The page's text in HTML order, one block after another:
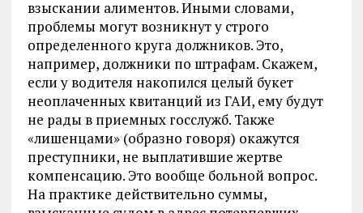
взыскании алиментов. Иными словами,
проблемы могут возникнут у строго
определенного круга должников. Это,
например, должники по штрафам. Скажем,
если у водителя накопился целый букет
неоплаченных квитанций из ГАИ, ему будут
не рады в приемных госслужб. Также
«лишенцами» (образно говоря) окажутся
преступники, не выплатившие жертве
компенсацию. Это вообще больной вопрос.
На практике действительно суммы,